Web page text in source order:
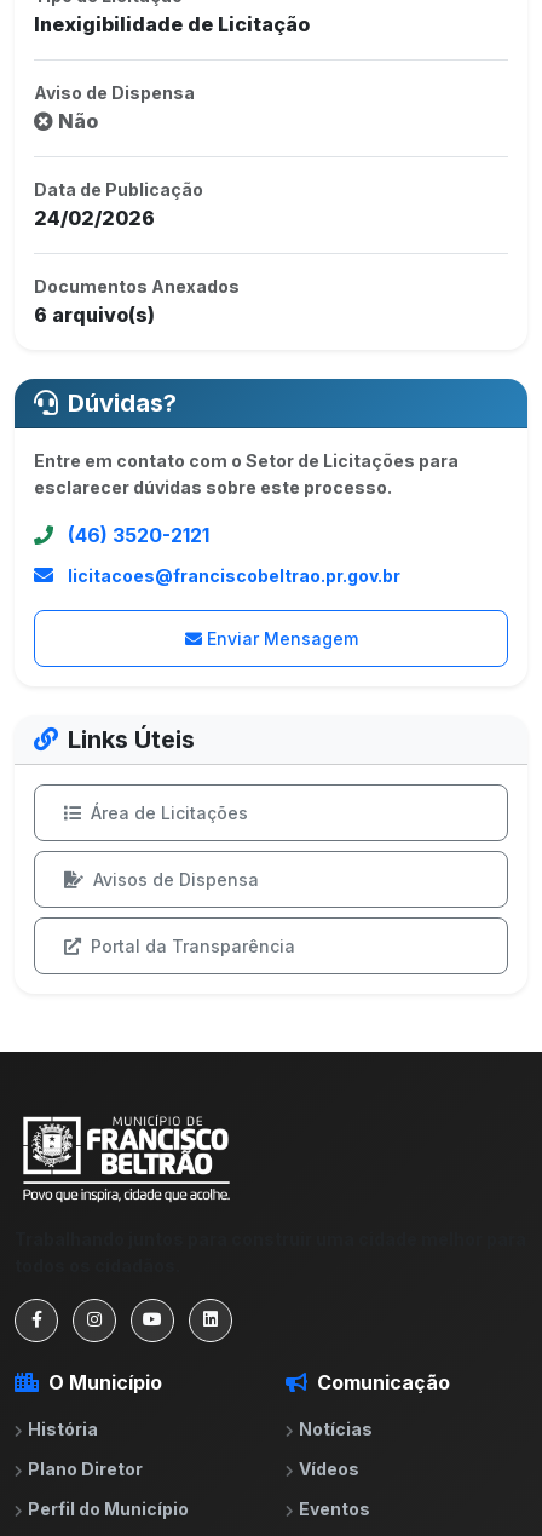
Inexigibilidade de Licitação
Aviso de Dispensa
Não
Data de Publicação
24/02/2026
Documentos Anexados
6 arquivo(s)
Dúvidas?
Entre em contato com o Setor de Licitações para
esclarecer dúvidas sobre este processo.
(46) 3520-2121
licitacoes@franciscobeltrao.pr.gov.br
Enviar Mensagem
Links Úteis
Área de Licitações
Avisos de Dispensa
Portal da Transparência
O Município
História
Plano Diretor
Perfil do Município
Comunicação
Notícias
Vídeos
Eventos